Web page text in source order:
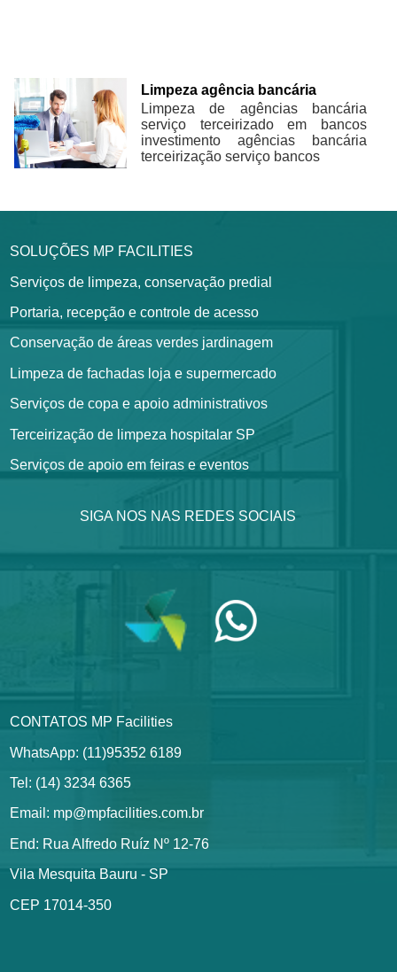
Limpeza agência bancária
Limpeza de agências bancária
serviço terceirizado em bancos
investimento agências bancária
terceirização serviço bancos
SOLUÇÕES MP FACILITIES
Serviços de limpeza, conservação predial
Portaria, recepção e controle de acesso
Conservação de áreas verdes jardinagem
Limpeza de fachadas loja e supermercado
Serviços de copa e apoio administrativos
Terceirização de limpeza hospitalar SP
Serviços de apoio em feiras e eventos
SIGA NOS NAS REDES SOCIAIS
CONTATOS MP Facilities
WhatsApp: (11)95352 6189
Tel: (14) 3234 6365
Email: mp@mpfacilities.com.br
End: Rua Alfredo Ruíz Nº 12-76
Vila Mesquita Bauru - SP
CEP 17014-350